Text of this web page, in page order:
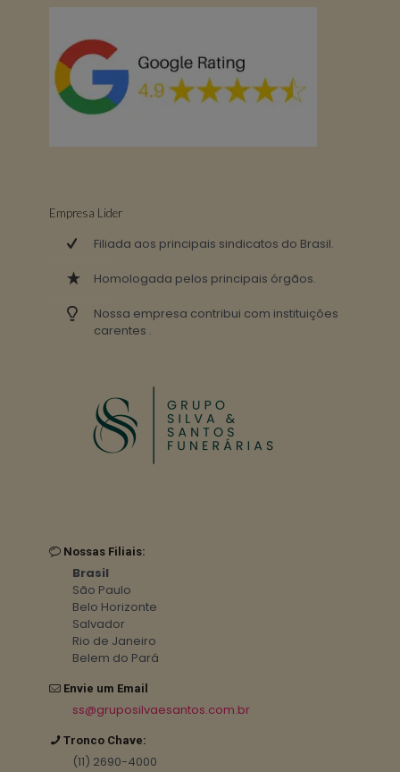
Empresa Lider
Filiada aos principais sindicatos do Brasil.
Homologada pelos principais órgãos.
Nossa empresa contribui com instituições
carentes .
Nossas Filiais:
Brasil
São Paulo
Belo Horizonte
Salvador
Rio de Janeiro
Belem do Pará
Envie um Email
ss@gruposilvaesantos.com.br
Tronco Chave:
(11) 2690-4000